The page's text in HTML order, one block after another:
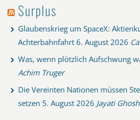
Surplus
Glaubenskrieg um SpaceX:
Achterbahnfahrt 6. August 2026
Was, wenn plötzlich Aufschwung
Achim Truger
Die Vereinten Nationen müssen
setzen 5. August 2026 Jayati Ghosh